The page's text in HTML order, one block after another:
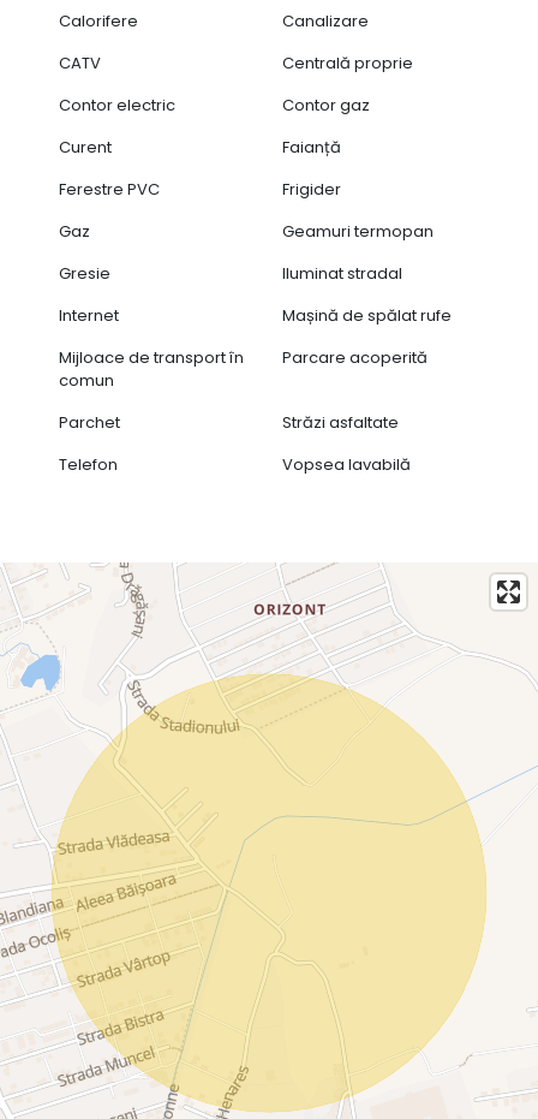
Calorifere
Canalizare
CATV
Centrală proprie
Contor electric
Contor gaz
Curent
Faianță
Ferestre PVC
Frigider
Gaz
Geamuri termopan
Gresie
Iluminat stradal
Internet
Mașină de spălat rufe
Mijloace de transport în
comun
Parcare acoperită
Parchet
Străzi asfaltate
Telefon
Vopsea lavabilă